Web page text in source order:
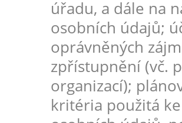
úřadu, a dále na
osobních údajů;
oprávněných
zpřístupnění (vč.
organizací);
kritéria použitá